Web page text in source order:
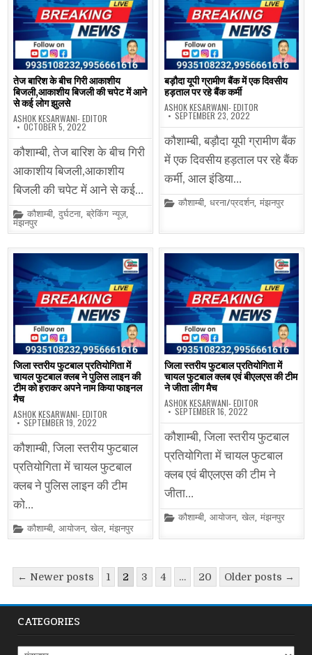
तेज बारिश के बीच गिरी आकाशीय
बिजली,आकाशीय बिजली की चपेट में आने
से कई लोग झुलसे
ASHOK KESARWANI- EDITOR
OCTOBER 5, 2022
कौशाम्बी, तेज बारिश के बीच गिरी
आकाशीय बिजली,आकाशीय
बिजली की चपेट में आने से कई…
Posted
in
कौशाम्बी,दुर्घटना,ब्रेकिंग न्यूज़,
मंझनपुर
बड़ौदा यूपी ग्रामीण बैंक में एक दिवसीय
हड़ताल पर रहे बैंक कर्मी
ASHOK KESARWANI- EDITOR
SEPTEMBER 23, 2022
कौशाम्बी, बड़ौदा यूपी ग्रामीण बैंक
में एक दिवसीय हड़ताल पर रहे बैंक
कर्मी, आल इंडिया…
Posted
कौशाम्बी,धरना/प्रदर्शन,मंझनपुर
जिला स्तरीय फुटबाल प्रतियोगिता में
चायल फुटबाल क्लब ने पुलिस लाइन की
टीम को हराकर अपने नाम किया फाइनल
मैच
ASHOK KESARWANI- EDITOR
SEPTEMBER 19, 2022
कौशाम्बी, जिला स्तरीय फुटबाल
प्रतियोगिता में चायल फुटबाल
क्लब ने पुलिस लाइन की टीम
को…
Posted
in
कौशाम्बी,आयोजन,खेल,मंझनपुर
जिला स्तरीय फुटबाल प्रतियोगिता में
चायल फुटबाल क्लब एवं बीएलएस की टीम
ने जीता लीग मैच
ASHOK KESARWANI- EDITOR
SEPTEMBER 16, 2022
कौशाम्बी, जिला स्तरीय फुटबाल
प्रतियोगिता में चायल फुटबाल
क्लब एवं बीएलएस की टीम ने
जीता…
Posted
कौशाम्बी,आयोजन,खेल,मंझनपुर
Posts
pagination
← Newer posts 1 2 3 4 … 20 Older posts →
CATEGORIES
Categories